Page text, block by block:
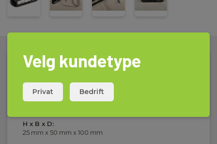
Tekniske Data:
Dimensioner
H x B x D:
25 mm x 50 mm x 100 mm
Velg kundetype
Privat Bedrift